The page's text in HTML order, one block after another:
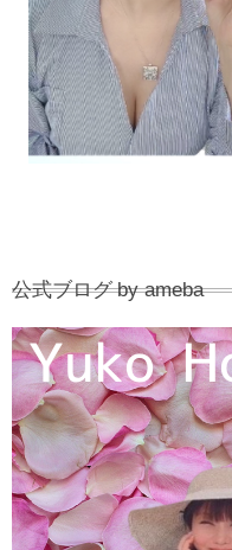
公式ブログ by ameba